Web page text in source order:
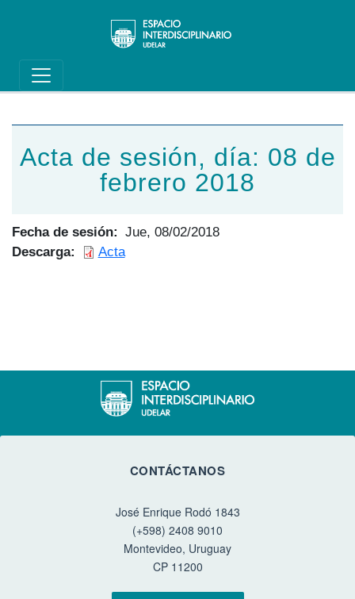
Main navigation
Acta de sesión, día: 08 de
febrero 2018
Fecha de sesión
Jue, 08/02/2018
Descarga
Acta
CONTÁCTANOS
José Enrique Rodó 1843
(+598) 2408 9010
Montevideo, Uruguay
CP 11200